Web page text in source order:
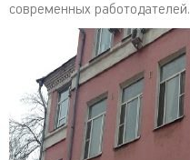
современных работодателей.